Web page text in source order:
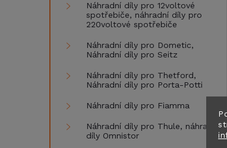
Náhradní díly pro 12voltové
spotřebiče, náhradní díly pro
220voltové spotřebiče
Náhradní díly pro Dometic,
Náhradní díly pro Seitz
Náhradní díly pro Thetford,
Náhradní díly pro Porta-Potti
Náhradní díly pro Fiamma
Náhradní díly pro Thule, náhradní
díly Omnistor